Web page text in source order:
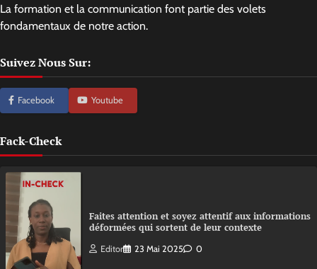
La formation et la communication font partie des volets
fondamentaux de notre action.
Suivez Nous Sur:
Facebook Youtube
Fack-Check
Faites attention et soyez attentif aux informations
déformées qui sortent de leur contexte
Editor 23 Mai 2025 0